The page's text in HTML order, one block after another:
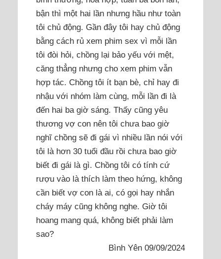
bận thì một hai lần nhưng hầu như toàn
tôi chủ động. Gần đây tôi hay chủ động
bằng cách rủ xem phim sex vì mỗi lần
tôi đòi hỏi, chồng lại bảo yếu với mệt,
căng thẳng nhưng cho xem phim vẫn
hợp tác. Chồng tôi ít bạn bè, chỉ hay đi
nhậu với nhóm làm cùng, mỗi lần đi là
đến hai ba giờ sáng. Thấy cũng yêu
thương vợ con nên tôi chưa bao giờ
nghĩ chồng sẽ đi gái vì nhiều lần nói với
tôi là hơn 30 tuổi đầu rồi chưa bao giờ
biết đi gái là gì. Chồng tôi có tính cứ
rượu vào là thích làm theo hứng, không
cần biết vợ con là ai, có gọi hay nhắn
cháy máy cũng không nghe. Giờ tôi
hoang mang quá, không biết phải làm
sao?
Bình Yên 09/09/2024